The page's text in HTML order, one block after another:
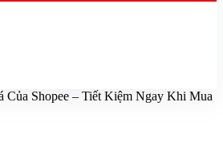
Của Shopee – Tiết Kiệm Ngay Khi Mua